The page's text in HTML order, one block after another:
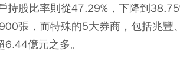
持股比率則從47.29%，下降到
張，而特殊的5大券商，包括兆豐
億元之多。